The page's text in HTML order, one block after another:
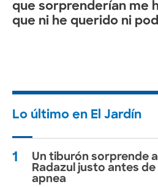
que sorprenderían me
que ni he querido ni
Lo último en El Jardín
1
Un tiburón sorprende
Radazul justo antes
apnea